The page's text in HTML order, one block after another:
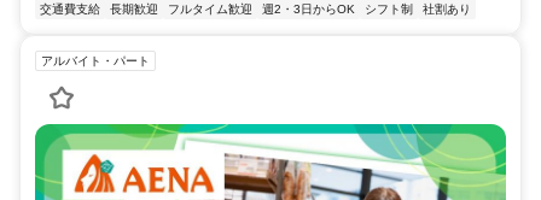
交通費支給
長期歓迎 フルタイム歓迎 週2・3日からOK シフト制 社割あり
アルバイト・パート